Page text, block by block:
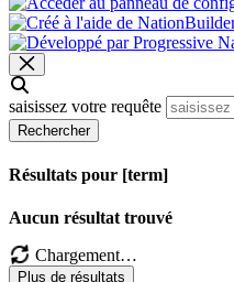
saisissez votre requête
Rechercher
Résultats pour [term]
Aucun résultat trouvé
Chargement…
Plus de résultats